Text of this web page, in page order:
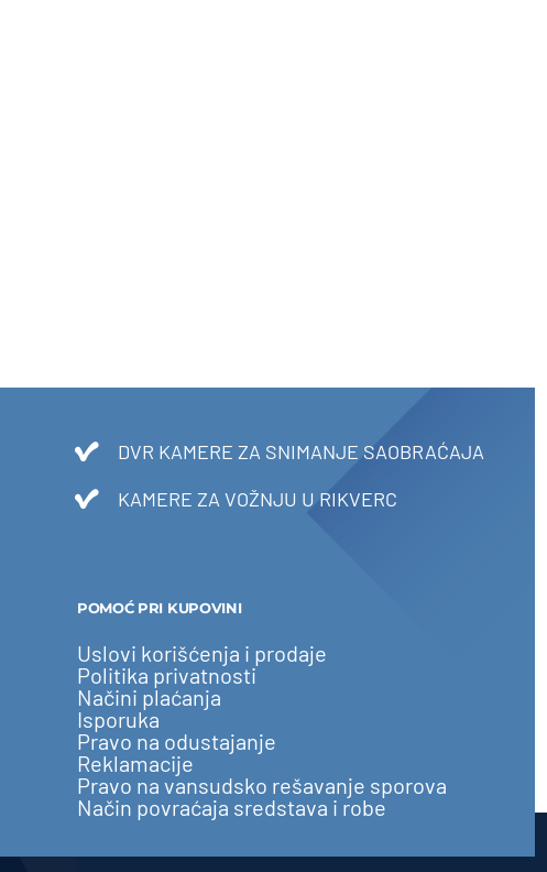
DVR KAMERE ZA SNIMANJE SAOBRAĆAJA
KAMERE ZA VOŽNJU U RIKVERC
POMOĆ PRI KUPOVINI
Uslovi korišćenja i prodaje
Politika privatnosti
Načini plaćanja
Isporuka
Pravo na odustajanje
Reklamacije
Pravo na vansudsko rešavanje sporova
Način povraćaja sredstava i robe